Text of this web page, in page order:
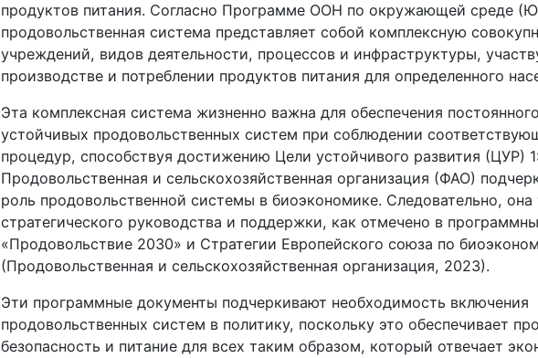
продуктов питания. Согласно Программе ООН по окружающей среде
продовольственная система представляет собой комплексную
учреждений, видов деятельности, процессов и инфраструктуры,
производстве и потреблении продуктов питания для определенного
Эта комплексная система жизненно важна для обеспечения
устойчивых продовольственных систем при соблюдении
процедур, способствуя достижению Цели устойчивого развития (ЦУР)
Продовольственная и сельскохозяйственная организация (ФАО)
роль продовольственной системы в биоэкономике. Следовательно, она
стратегического руководства и поддержки, как отмечено в
«Продовольствие 2030» и Стратегии Европейского союза по
(Продовольственная и сельскохозяйственная организация, 2023).
Эти программные документы подчеркивают необходимость включения
продовольственных систем в политику, поскольку это обеспечивает
безопасность и питание для всех таким образом, который отвечает